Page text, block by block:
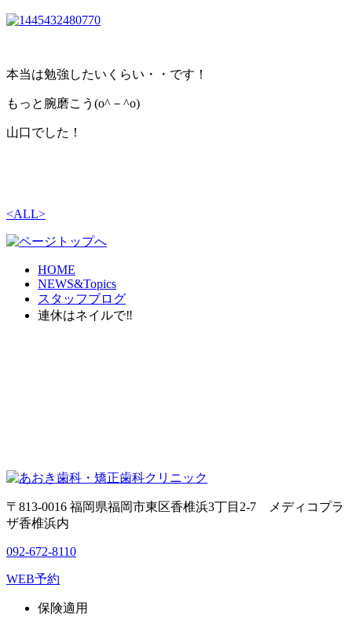
本当は勉強したいくらい・・です！
もっと腕磨こう(o^－^o)
山口でした！
<ALL>
HOME
NEWS&Topics
スタッフブログ
連休はネイルで‼
〒813-0016 福岡県福岡市東区香椎浜3丁目2-7 メディコプラ
ザ香椎浜内
092-672-8110
WEB予約
保険適用